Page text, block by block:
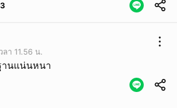
3
ลา 11.56 น.
านแน่นหนา